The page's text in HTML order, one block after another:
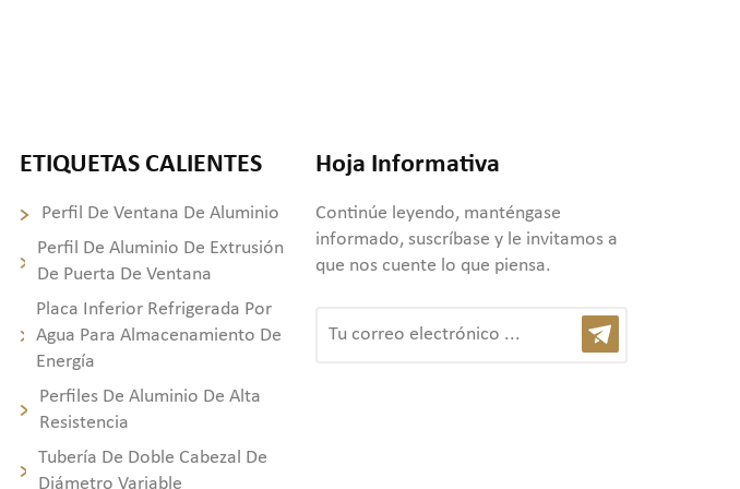
ETIQUETAS CALIENTES
Perfil De Ventana De Aluminio
Perfil De Aluminio De Extrusión
De Puerta De Ventana
Placa Inferior Refrigerada Por
Agua Para Almacenamiento De
Energía
Perfiles De Aluminio De Alta
Resistencia
Tubería De Doble Cabezal De
Diámetro Variable
Hoja Informativa
Continúe leyendo, manténgase
informado, suscríbase y le invitamos a
que nos cuente lo que piensa.